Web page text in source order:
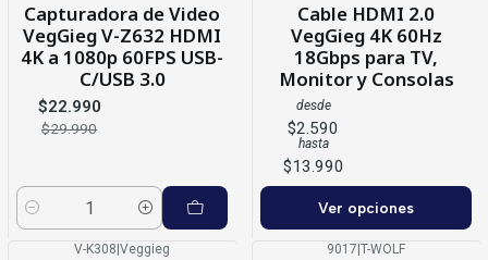
Capturadora de Video
VegGieg V-Z632 HDMI
4K a 1080p 60FPS USB-
C/USB 3.0
$22.990
$29.990
Cantidad
Cable HDMI 2.0
VegGieg 4K 60Hz
18Gbps para TV,
Monitor y Consolas
desde
$2.590
hasta
$13.990
Ver opciones
V-K308 Veggieg 9017 T-WOLF